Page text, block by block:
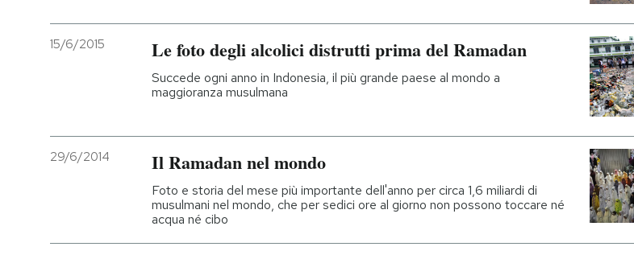
15/6/2015 Le foto degli alcolici distrutti prima del Ramadan
Succede ogni anno in Indonesia, il più grande paese al mondo a
maggioranza musulmana
29/6/2014 Il Ramadan nel mondo
Foto e storia del mese più importante dell'anno per circa 1,6 miliardi di
musulmani nel mondo, che per sedici ore al giorno non possono toccare né
acqua né cibo